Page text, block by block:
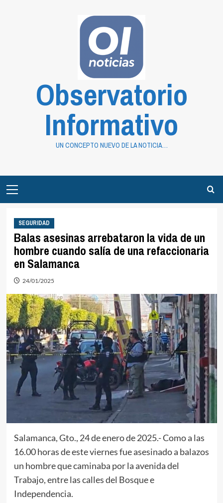
Observatorio
Informativo
UN CONCEPTO NUEVO DE LA NOTICIA…
Menu
SEGURIDAD
Balas asesinas arrebataron la vida de un
hombre cuando salía de una refaccionaria
en Salamanca
24/01/2025
Salamanca, Gto., 24 de enero de 2025.- Como a las
16.00 horas de este viernes fue asesinado a balazos
un hombre que caminaba por la avenida del
Trabajo, entre las calles del Bosque e
Independencia.